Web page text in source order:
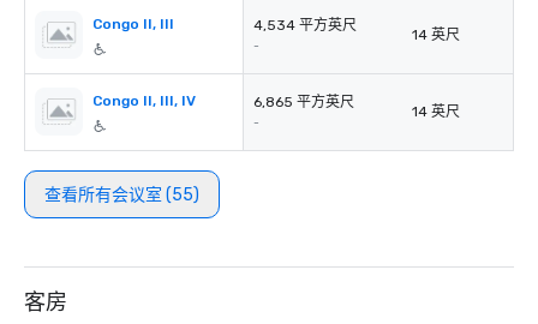
Congo II, III 4,534 平方英尺
-
14 英尺
Congo II, III, IV 6,865 平方英尺
-
14 英尺
查看所有会议室 (55)
客房